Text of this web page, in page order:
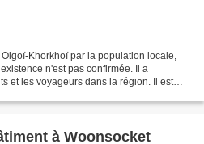
Khorkhoï par la population locale,
n'est pas confirmée. Il a
et les voyageurs dans la région. Il est
à Woonsocket